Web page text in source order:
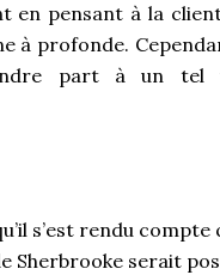
en pensant à la
à profonde.
part à un tel
s’est rendu compte
Sherbrooke serait